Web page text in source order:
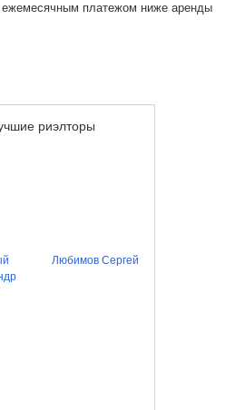
ежемесячным платежом ниже аренды
риэлторы
Любимов Сергей